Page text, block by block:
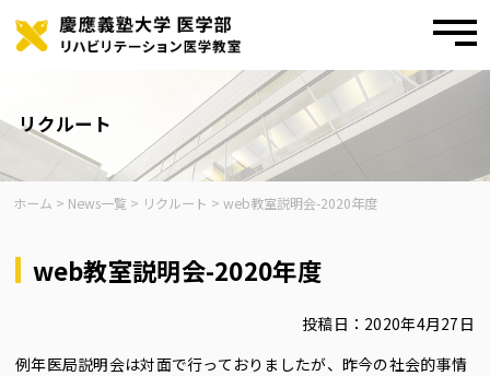
リクルート
ホーム > News一覧 > リクルート >web教室説明会-2020年度
web教室説明会-2020年度
投稿日：2020年4月27日
例年医局説明会は対面で行っておりましたが、昨今の社会的事情